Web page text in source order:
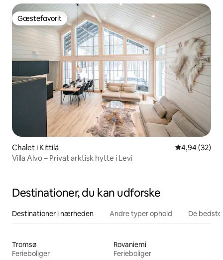
Gæstefavorit
Gæstefavorit
Chalet i Kittilä 4,94 ud af 5 i
4,94 (32)
Villa Alvo – Privat arktisk hytte i Levi
Destinationer, du kan udforske
Destinationer i nærheden Andre typer ophold De
Tromsø
Ferieboliger
Rovaniemi
Ferieboliger